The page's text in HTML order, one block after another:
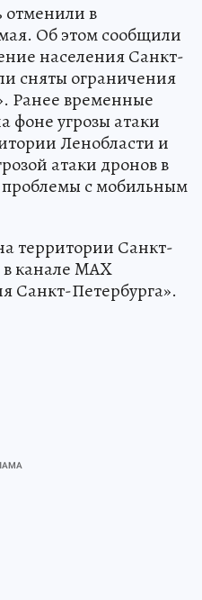
отменили в
Об этом сообщили
населения Санкт-
сняты ограничения
Ранее временные
фоне угрозы атаки
Ленобласти и
атаки дронов в
с мобильным
территории Санкт-
канале MAX
Санкт-Петербурга».